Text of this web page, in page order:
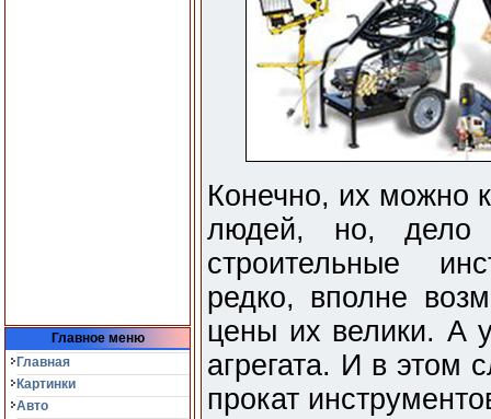
Главное меню
Главная
Картинки
Авто
Конечно, их можно
людей, но, дело
строительные
редко, вполне
цены их велики. А
агрегата. И в этом
прокат